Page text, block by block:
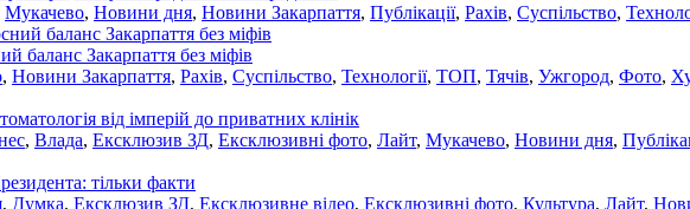
Мукачево, Новини дня, Новини Закарпаття, Публікації, Рахів, Суспільство,
баланс Закарпаття без міфів
, Новини Закарпаття, Рахів, Суспільство, Технології, ТОП, Тячів, Ужгород, Фото,
від імперій до приватних клінік
, Влада, Ексклюзив ЗД, Ексклюзивні фото, Лайт, Мукачево, Новини дня,
тільки факти
, Думка, Ексклюзив ЗД, Ексклюзивне відео, Ексклюзивні фото, Культура, Лайт,